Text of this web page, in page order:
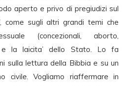
aperto e privo di pregiudizi sul
come sugli altri grandi temi che
(concezionali, aborto,
e la laicita’ dello Stato. Lo fa
sulla lettura della Bibbia e su un
civile. Vogliamo riaffermare in